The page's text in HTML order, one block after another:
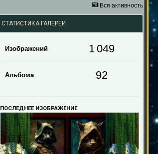
Вся активность
СТАТИСТИКА ГАЛЕРЕИ
Изображений 1 049
Альбома 92
ПОСЛЕДНЕЕ ИЗОБРАЖЕНИЕ